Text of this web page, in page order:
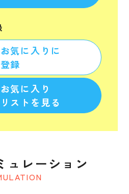
お気に入りに
登録
お気に入り
リストを見る
ュレーション